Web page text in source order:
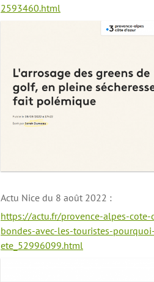
2593460.html
Actu Nice du 8 août 2022 :
https://actu.fr/provence-alpes-
bondes-avec-les-touristes-
ete_52996099.html